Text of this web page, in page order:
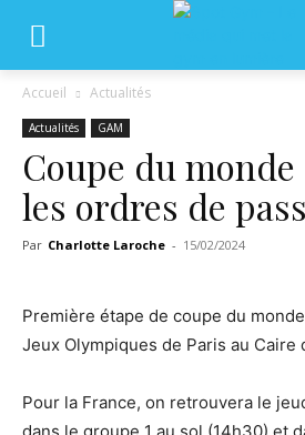
Accueil Actualités
Actualités GAM
Coupe du
les ordres de
Par Charlotte Laroche - 15/02/2024
Première étape de coupe du
Jeux Olympiques de Paris au Caire
Pour la France, on retrouvera le